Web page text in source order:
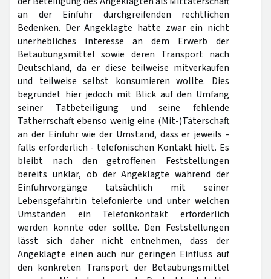
an der Einfuhr durchgreifenden rechtlichen
Bedenken. Der Angeklagte hatte zwar ein nicht
unerhebliches Interesse an dem Erwerb der
Betäubungsmittel sowie deren Transport nach
Deutschland, da er diese teilweise mitverkaufen
und teilweise selbst konsumieren wollte. Dies
begründet hier jedoch mit Blick auf den Umfang
seiner Tatbeteiligung und seine fehlende
Tatherrschaft ebenso wenig eine (Mit-)Täterschaft
an der Einfuhr wie der Umstand, dass er jeweils -
falls erforderlich - telefonischen Kontakt hielt. Es
bleibt nach den getroffenen Feststellungen
bereits unklar, ob der Angeklagte während der
Einfuhrvorgänge tatsächlich mit seiner
Lebensgefährtin telefonierte und unter welchen
Umständen ein Telefonkontakt erforderlich
werden konnte oder sollte. Den Feststellungen
lässt sich daher nicht entnehmen, dass der
Angeklagte einen auch nur geringen Einfluss auf
den konkreten Transport der Betäubungsmittel